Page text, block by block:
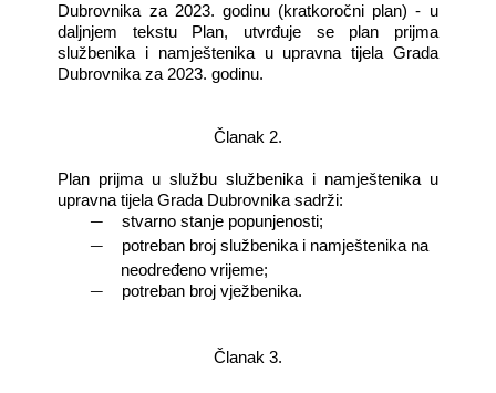
Dubrovnika za 2023. godinu (kratkoročni plan) - u
daljnjem tekstu Plan, utvrđuje se plan prijma
službenika i namještenika u upravna tijela Grada
Dubrovnika za 2023. godinu.
Članak 2.
Plan prijma u službu službenika i namještenika u
upravna tijela Grada Dubrovnika sadrži:
― stvarno stanje popunjenosti;
―
potreban broj službenika i namještenika na
neodređeno vrijeme;
― potreban broj vježbenika.
Članak 3.